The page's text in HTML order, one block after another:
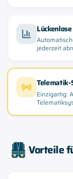
jederzeit
Einzigartig:
Vorteile